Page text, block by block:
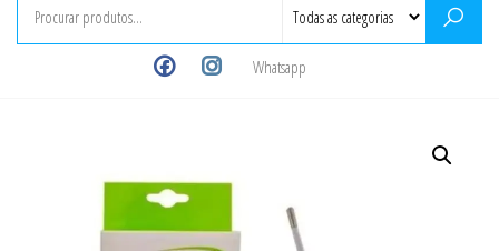
Whatsapp